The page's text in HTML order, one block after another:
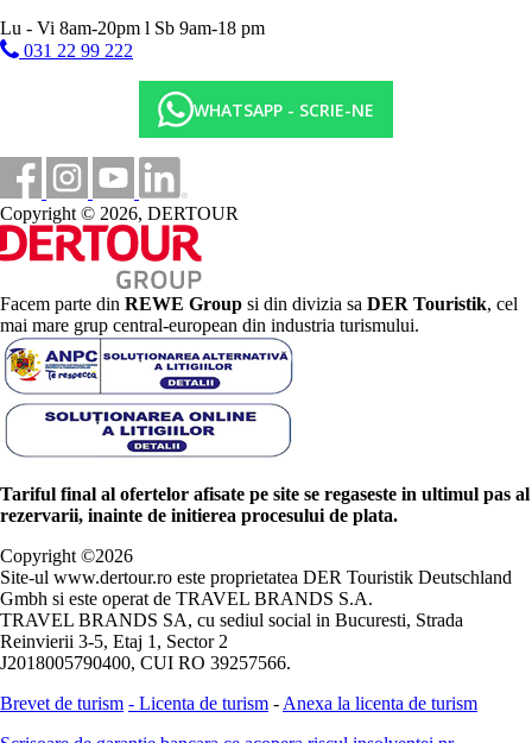
Lu - Vi 8am-20pm l Sb 9am-18 pm
031 22 99 222
WHATSAPP - SCRIE-NE
Copyright © 2026, DERTOUR
Facem parte din REWE Group si din divizia sa DER Touristik, cel
mai mare grup central-european din industria turismului.
Tariful final al ofertelor afisate pe site se regaseste in ultimul pas al
rezervarii, inainte de initierea procesului de plata.
Copyright ©2026
Site-ul www.dertour.ro este proprietatea DER Touristik Deutschland
Gmbh si este operat de TRAVEL BRANDS S.A.
TRAVEL BRANDS SA, cu sediul social in Bucuresti, Strada
Reinvierii 3-5, Etaj 1, Sector 2
J2018005790400, CUI RO 39257566.
Brevet de turism - Licenta de turism - Anexa la licenta de turism